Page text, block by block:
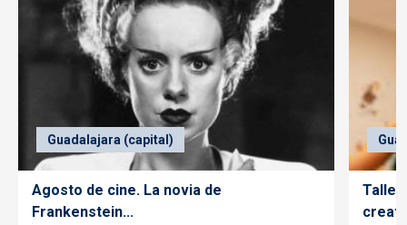
Guadalajara (capital)
Agosto de cine. La novia de
Frankenstein...
Taller